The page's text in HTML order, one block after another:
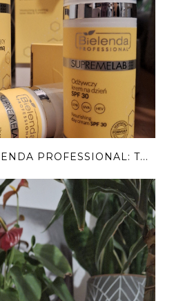
PROFESSIONAL: T...